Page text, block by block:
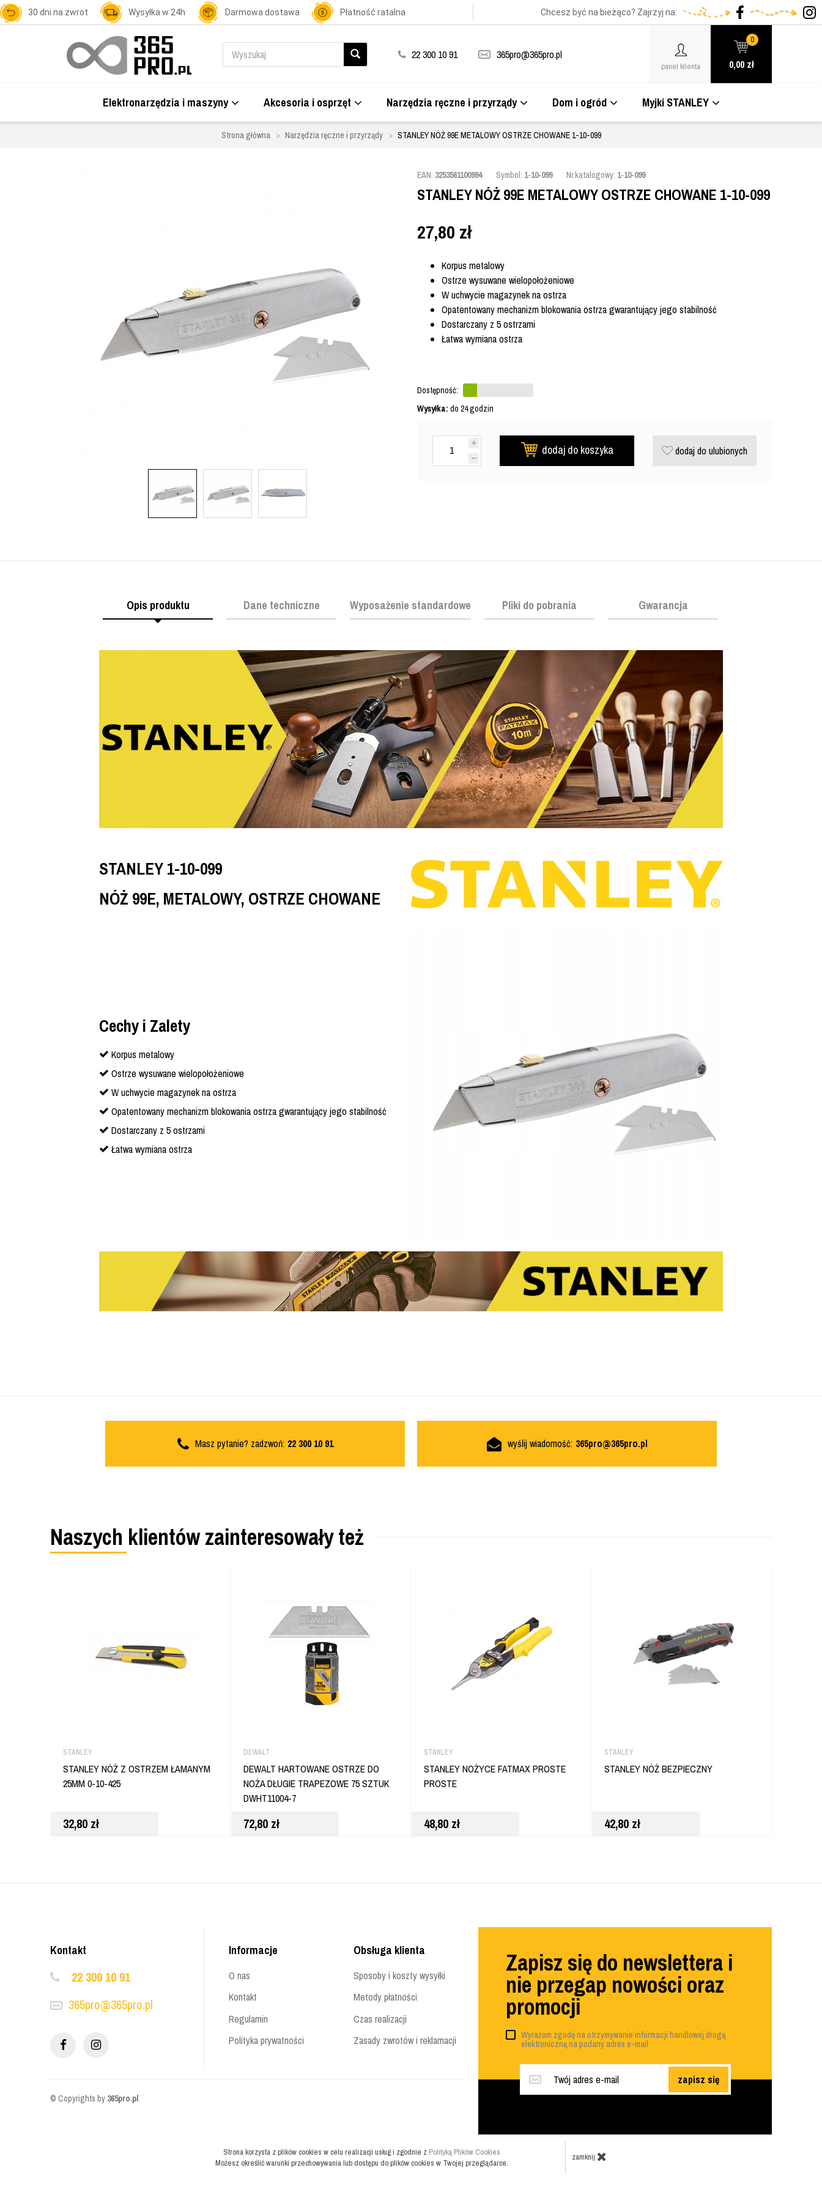
30 dni na zwrot Wysyłka w 24h Darmowa dostawa Płatność ratalna Chcesz być na bieżąco? Zajrzyj na:
22 300 10 91 365pro@365pro.pl
panel klienta
0
0,00 zł
Elektronarzędzia i maszyny Akcesoria i osprzęt Narzędzia ręczne i przyrządy Dom i ogród Myjki STANLEY
Strona główna Narzędzia ręczne i przyrządy STANLEY NÓŻ 99E METALOWY OSTRZE CHOWANE 1-10-099
EAN: 3253561100994 Symbol: 1-10-099 Nr.katalogowy: 1-10-099
STANLEY NÓŻ 99E METALOWY OSTRZE CHOWANE 1-10-099
27,80 zł
Korpus metalowy
Ostrze wysuwane wielopołożeniowe
W uchwycie magazynek na ostrza
Opatentowany mechanizm blokowania ostrza gwarantujący jego stabilność
Dostarczany z 5 ostrzami
Łatwa wymiana ostrza
Dostępność:
Wysyłka: do 24 godzin
dodaj do koszyka dodaj do ulubionych
Opis produktu Dane techniczne Wyposażenie standardowe Pliki do pobrania Gwarancja
STANLEY 1-10-099
NÓŻ 99E, METALOWY, OSTRZE CHOWANE
Cechy i Zalety
Korpus metalowy
Ostrze wysuwane wielopołożeniowe
W uchwycie magazynek na ostrza
Opatentowany mechanizm blokowania ostrza gwarantujący jego stabilność
Dostarczany z 5 ostrzami
Łatwa wymiana ostrza
Masz pytanie? zadzwoń: 22 300 10 91 wyślij wiadomość: 365pro@365pro.pl
Naszych klientów zainteresowały też
STANLEY
STANLEY NÓŻ Z OSTRZEM ŁAMANYM
25MM 0-10-425
32,80 zł
DEWALT
DEWALT HARTOWANE OSTRZE DO
NOŻA DŁUGIE TRAPEZOWE 75 SZTUK
DWHT11004-7
72,80 zł
STANLEY
STANLEY NOŻYCE FATMAX PROSTE
PROSTE
48,80 zł
STANLEY
STANLEY NÓŻ BEZPIECZNY
42,80 zł
Zapisz się do newslettera i
nie przegap nowości oraz
promocji
Wyrażam zgodę na otrzymywanie informacji handlowej drogą
elektroniczną na podany adres e-mail
zapisz się
Informacje
O nas
Kontakt
Regulamin
Polityka prywatności
Obsługa klienta
Sposoby i koszty wysyłki
Metody płatności
Czas realizacji
Zasady zwrotów i reklamacji
Kontakt
22 300 10 91
365pro@365pro.pl
© Copyrights by 365pro.pl
Strona korzysta z plików cookies w celu realizacji usług i zgodnie z Polityką Plików Cookies
Możesz określić warunki przechowywania lub dostępu do plików cookies w Twojej przeglądarce.
zamknij